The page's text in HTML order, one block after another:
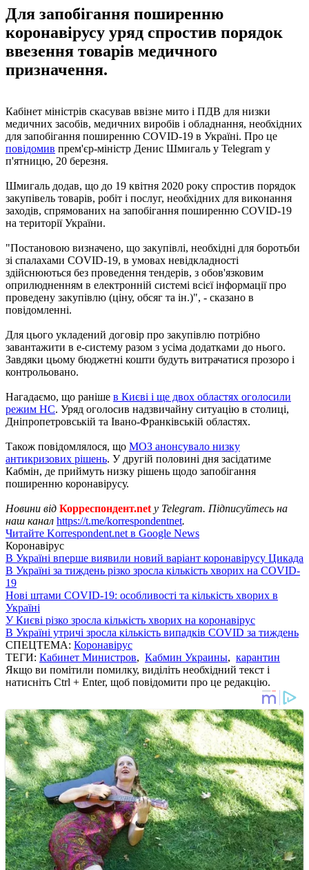
Для запобігання поширенню
коронавірусу уряд спростив порядок
ввезення товарів медичного
призначення.
Кабінет міністрів скасував ввізне мито і ПДВ для низки
медичних засобів, медичних виробів і обладнання, необхідних
для запобігання поширенню COVID-19 в Україні. Про це
повідомив прем'єр-міністр Денис Шмигаль у Telegram у
п'ятницю, 20 березня.
Шмигаль додав, що до 19 квітня 2020 року спростив порядок
закупівель товарів, робіт і послуг, необхідних для виконання
заходів, спрямованих на запобігання поширенню COVID-19
на території України.
"Постановою визначено, що закупівлі, необхідні для боротьби
зі спалахами COVID-19, в умовах невідкладності
здійснюються без проведення тендерів, з обов'язковим
оприлюдненням в електронній системі всієї інформації про
проведену закупівлю (ціну, обсяг та ін.)", - сказано в
повідомленні.
Для цього укладений договір про закупівлю потрібно
завантажити в е-систему разом з усіма додатками до нього.
Завдяки цьому бюджетні кошти будуть витрачатися прозоро і
контрольовано.
Нагадаємо, що раніше в Києві і ще двох областях оголосили
режим НС. Уряд оголосив надзвичайну ситуацію в столиці,
Дніпропетровській та Івано-Франківській областях.
Також повідомлялося, що МОЗ анонсувало низку
антикризових рішень. У другій половині дня засідатиме
Кабмін, де приймуть низку рішень щодо запобігання
поширенню коронавірусу.
Новини від Корреспондент.net у Telegram. Підписуйтесь на
наш канал https://t.me/korrespondentnet.
Читайте Korrespondent.net в Google News
Коронавірус
В Україні вперше виявили новий варіант коронавірусу Цикада
В Україні за тиждень різко зросла кількість хворих на COVID-
19
Нові штами COVID-19: особливості та кількість хворих в
Україні
У Києві різко зросла кількість хворих на коронавірус
В Україні утричі зросла кількість випадків COVID за тиждень
СПЕЦТЕМА: Коронавірус
ТЕГИ: Кабинет Министров, Кабмин Украины, карантин
Якщо ви помітили помилку, виділіть необхідний текст і
натисніть Ctrl + Enter, щоб повідомити про це редакцію.